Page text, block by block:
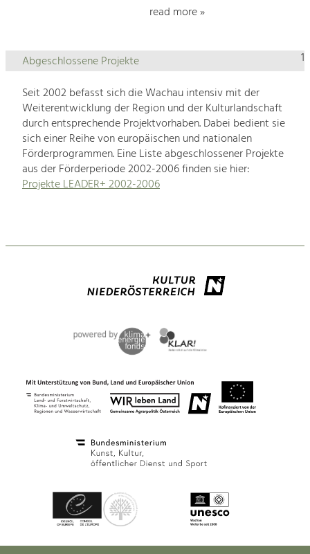
read more »
1
Abgeschlossene Projekte
Seit 2002 befasst sich die Wachau intensiv mit der
Weiterentwicklung der Region und der Kulturlandschaft
durch entsprechende Projektvorhaben. Dabei bedient sie
sich einer Reihe von europäischen und nationalen
Förderprogrammen. Eine Liste abgeschlossener Projekte
aus der Förderperiode 2002-2006 finden sie hier:
Projekte LEADER+ 2002-2006